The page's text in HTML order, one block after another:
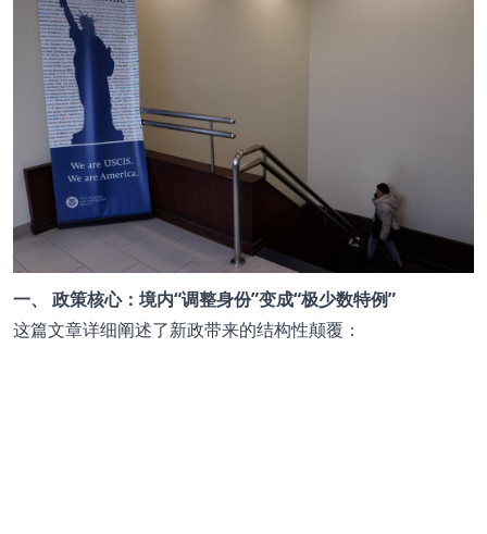
一、 政策核心：境内“调整身份”变成“极少数特例”
这篇文章详细阐述了新政带来的结构性颠覆：